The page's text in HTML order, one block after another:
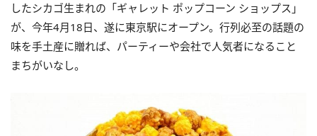
したシカゴ生まれの「ギャレット ポップコーン ショップス」
が、今年4月18日、遂に東京駅にオープン。行列必至の話題の
味を手土産に贈れば、パーティーや会社で人気者になること
まちがいなし。